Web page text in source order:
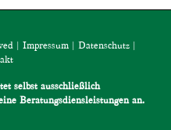
| Impressum | Datenschutz |
selbst ausschließlich
Beratungsdiensleistungen an.